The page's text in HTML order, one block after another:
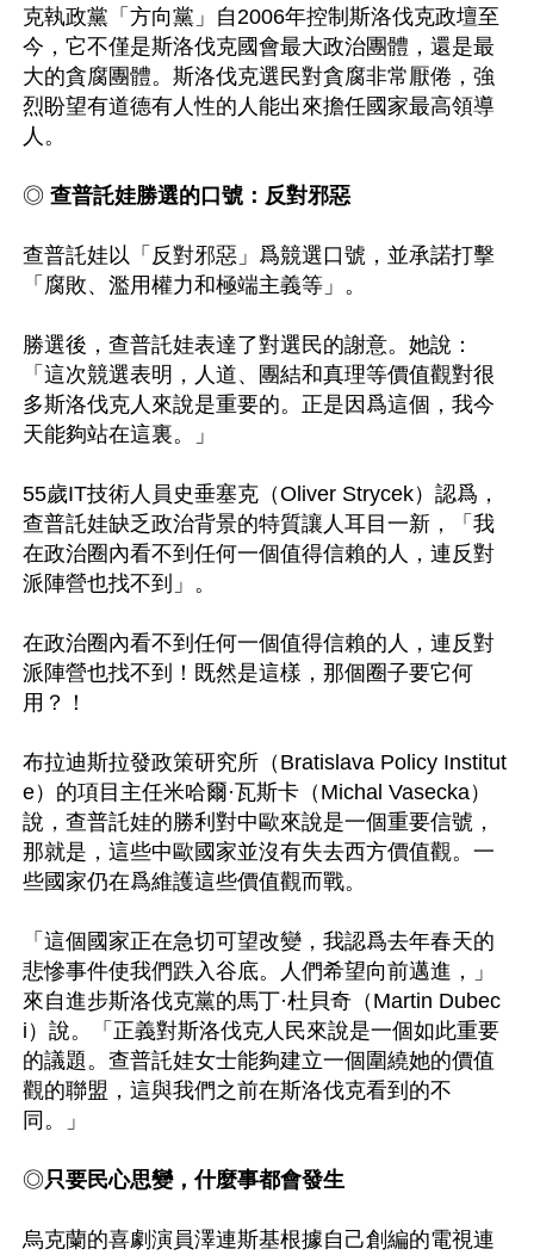
克執政黨「方向黨」自2006年控制斯洛伐克政壇至
今，它不僅是斯洛伐克國會最大政治團體，還是最
大的貪腐團體。斯洛伐克選民對貪腐非常厭倦，強
烈盼望有道德有人性的人能出來擔任國家最高領導
人。
◎ 查普託娃勝選的口號：反對邪惡
查普託娃以「反對邪惡」爲競選口號，並承諾打擊
「腐敗、濫用權力和極端主義等」。
勝選後，查普託娃表達了對選民的謝意。她說：
「這次競選表明，人道、團結和真理等價值觀對很
多斯洛伐克人來說是重要的。正是因爲這個，我今
天能夠站在這裏。」
55歲IT技術人員史垂塞克（Oliver Strycek）認爲，
查普託娃缺乏政治背景的特質讓人耳目一新，「我
在政治圈內看不到任何一個值得信賴的人，連反對
派陣營也找不到」。
在政治圈內看不到任何一個值得信賴的人，連反對
派陣營也找不到！既然是這樣，那個圈子要它何
用？！
布拉迪斯拉發政策研究所（Bratislava Policy Institut
e）的項目主任米哈爾·瓦斯卡（Michal Vasecka）
說，查普託娃的勝利對中歐來說是一個重要信號，
那就是，這些中歐國家並沒有失去西方價值觀。一
些國家仍在爲維護這些價值觀而戰。
「這個國家正在急切可望改變，我認爲去年春天的
悲慘事件使我們跌入谷底。人們希望向前邁進，」
來自進步斯洛伐克黨的馬丁·杜貝奇（Martin Dubec
i）說。「正義對斯洛伐克人民來說是一個如此重要
的議題。查普託娃女士能夠建立一個圍繞她的價值
觀的聯盟，這與我們之前在斯洛伐克看到的不
同。」
◎只要民心思變，什麼事都會發生
烏克蘭的喜劇演員澤連斯基根據自己創編的電視連